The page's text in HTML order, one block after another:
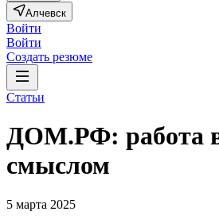
Алчевск
Войти
Войти
Создать резюме
Статьи
ДОМ.РФ: работа
смыслом
5 марта 2025